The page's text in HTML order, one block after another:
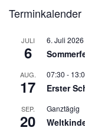
Terminkalender
JULI
6
6. Juli 2026
AUG.
17
07:30 -
Erster
SEP.
20
Ganztägig